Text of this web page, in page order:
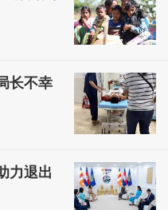
长不幸
力退出